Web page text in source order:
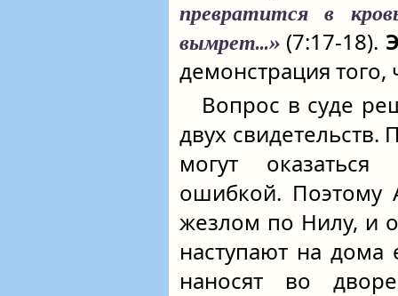
превратится в
вымрет...» (7:17-18).
демонстрация того,
Вопрос в суде
двух свидетельств.
могут оказаться
ошибкой. Поэтому
жезлом по Нилу, и
наступают на дома
наносят во